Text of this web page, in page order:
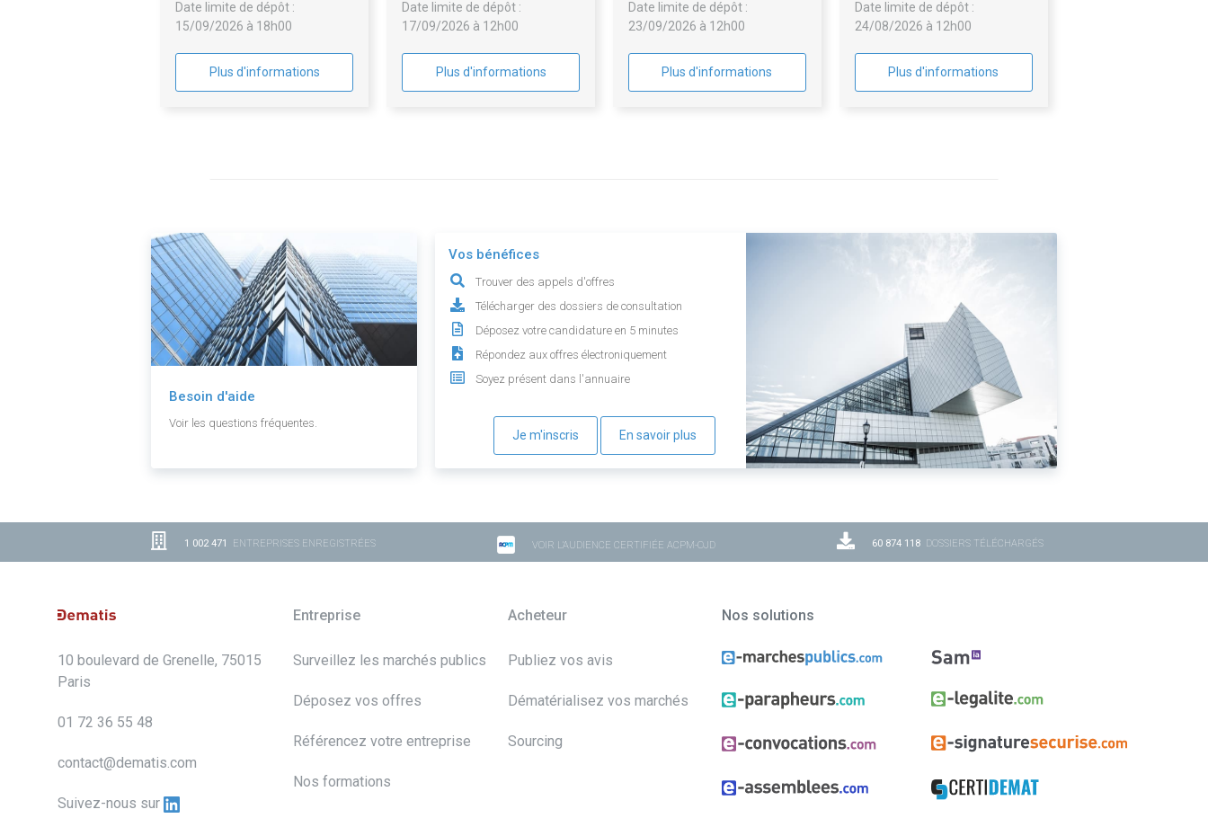
Date limite de dépôt :
15/09/2026 à 18h00
Plus d'informations
Date limite de dépôt :
17/09/2026 à 12h00
Plus d'informations
Date limite de dépôt :
23/09/2026 à 12h00
Plus d'informations
Date limite de dépôt :
24/08/2026 à 12h00
Plus d'informations
Besoin d'aide
Voir les questions fréquentes.
Vos bénéfices
Trouver des appels d'offres
Télécharger des dossiers de consultation
Déposez votre candidature en 5 minutes
Répondez aux offres électroniquement
Soyez présent dans l'annuaire
Je m'inscris En savoir plus
1 002 471 ENTREPRISES ENREGISTRÉES VOIR L'AUDIENCE CERTIFIÉE ACPM-OJD 60 874 118 DOSSIERS TÉLÉCHARGÉS
10 boulevard de Grenelle, 75015
Paris
01 72 36 55 48
contact@dematis.com
Suivez-nous sur
Entreprise
Surveillez les marchés publics
Déposez vos offres
Référencez votre entreprise
Nos formations
Acheteur
Publiez vos avis
Dématérialisez vos marchés
Sourcing
Nos solutions